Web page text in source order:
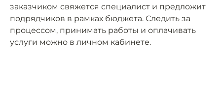
заказчиком свяжется специалист и предложит
подрядчиков в рамках бюджета. Следить за
процессом, принимать работы и оплачивать
услуги можно в личном кабинете.